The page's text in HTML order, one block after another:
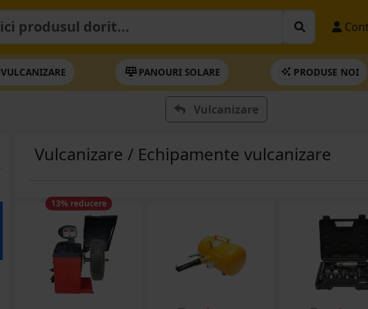
VULCANIZARE PANOURI SOLARE PRODUSE NOI
Vulcanizare
Vulcanizare / Echipamente vulcanizare
13% reducere